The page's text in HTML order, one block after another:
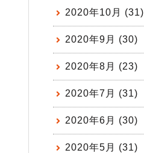
2020年10月 (31)
2020年9月 (30)
2020年8月 (23)
2020年7月 (31)
2020年6月 (30)
2020年5月 (31)